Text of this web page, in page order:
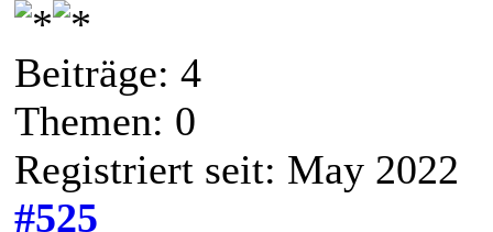
Beiträge: 4
Themen: 0
Registriert seit: May 2022
#525